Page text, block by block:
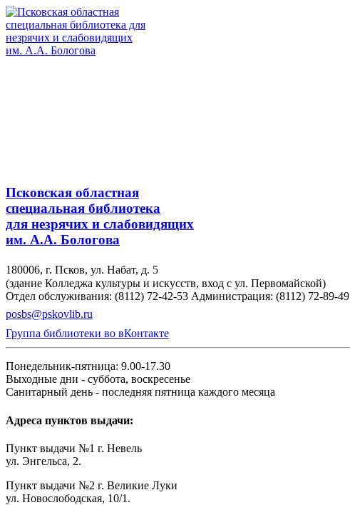
Псковская областная
специальная библиотека
для незрячих и слабовидящих
им. А.А. Бологова
180006, г. Псков, ул. Набат, д. 5
(здание Колледжа культуры и искусств, вход с ул. Первомайской)
Отдел обслуживания: (8112) 72-42-53 Администрация: (8112) 72-89-49
posbs@pskovlib.ru
Группа библиотеки во вКонтакте
Понедельник-пятница: 9.00-17.30
Выходные дни - суббота, воскресенье
Санитарный день - последняя пятница каждого месяца
Адреса пунктов выдачи:
Пункт выдачи №1 г. Невель
ул. Энгельса, 2.
Пункт выдачи №2 г. Великие Луки
ул. Новослободская, 10/1.